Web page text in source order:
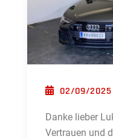
POSTED ON
02/09/2025
Danke lieber
Vertrauen und